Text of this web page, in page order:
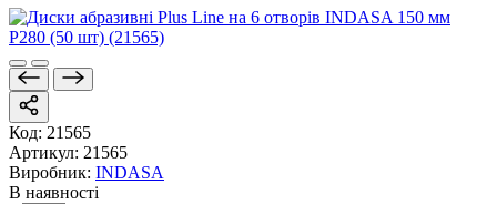
Код: 21565
Артикул: 21565
Виробник: INDASA
В наявності